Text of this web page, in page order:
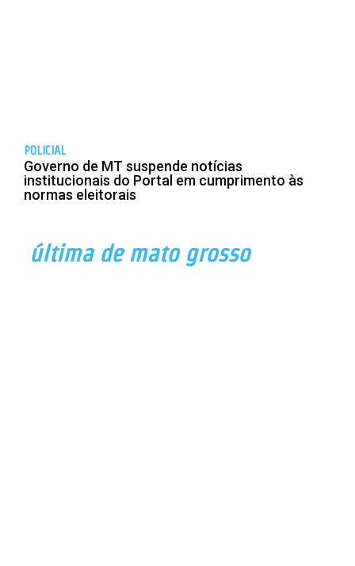
POLICIAL
Governo de MT suspende notícias
institucionais do Portal em cumprimento às
normas eleitorais
última de mato grosso